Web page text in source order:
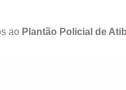
ao Plantão Policial de